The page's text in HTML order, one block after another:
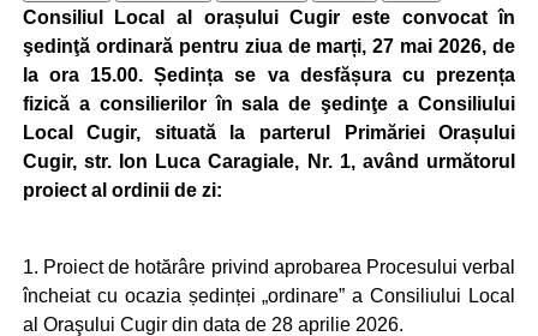
Consiliul Local al orașului Cugir este convocat în
şedinţă ordinară pentru ziua de marți, 27 mai 2026, de
la ora 15.00. Ședința se va desfășura cu prezența
fizică a consilierilor în sala de şedinţe a Consiliului
Local Cugir, situată la parterul Primăriei Orașului
Cugir, str. Ion Luca Caragiale, Nr. 1, având următorul
proiect al ordinii de zi:
1. Proiect de hotărâre privind aprobarea Procesului verbal
încheiat cu ocazia ședinței „ordinare” a Consiliului Local
al Oraşului Cugir din data de 28 aprilie 2026.